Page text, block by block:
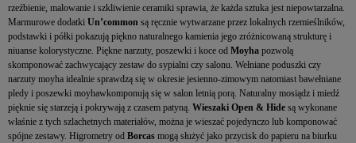
rzeźbienie, malowanie i szkliwienie ceramiki sprawia, że każda sztuka jest niepowtarzalna.
Marmurowe dodatki Un’common są ręcznie wytwarzane przez lokalnych rzemieślników,
podstawki i półki pokazują piękno naturalnego kamienia jego zróżnicowaną strukturę i
niuanse kolorystyczne. Piękne narzuty, poszewki i koce od Moyha pozwolą
skomponować zachwycający zestaw do sypialni czy salonu. Wełniane poduszki czy
narzuty moyha idealnie sprawdzą się w okresie jesienno-zimowym natomiast bawełniane
pledy i poszewki moyhawkomponują się w salon letnią porą. Naturalny mosiądz i miedź
pięknie się starzeją i pokrywają z czasem patyną. Wieszaki Open & Hide są wykonane
właśnie z tych szlachetnych materiałów, można je wieszać pojedynczo lub komponować
spójne zestawy. Higrometry od Borcas mogą służyć jako przycisk do papieru na biurku